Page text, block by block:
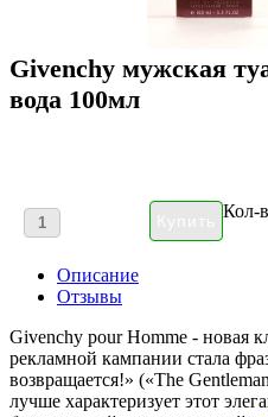
Givenchy мужская
вода 100мл
Кол-
Описание
Отзывы
Givenchy pour Homme - новая
рекламной кампании стала
возвращается!» («The
лучше характеризует этот